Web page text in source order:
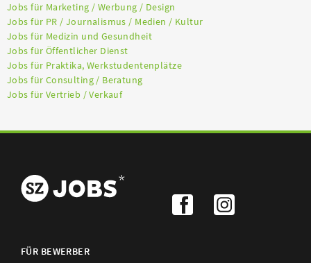
Jobs für Marketing / Werbung / Design
Jobs für PR / Journalismus / Medien / Kultur
Jobs für Medizin und Gesundheit
Jobs für Öffentlicher Dienst
Jobs für Praktika, Werkstudentenplätze
Jobs für Consulting / Beratung
Jobs für Vertrieb / Verkauf
FÜR BEWERBER